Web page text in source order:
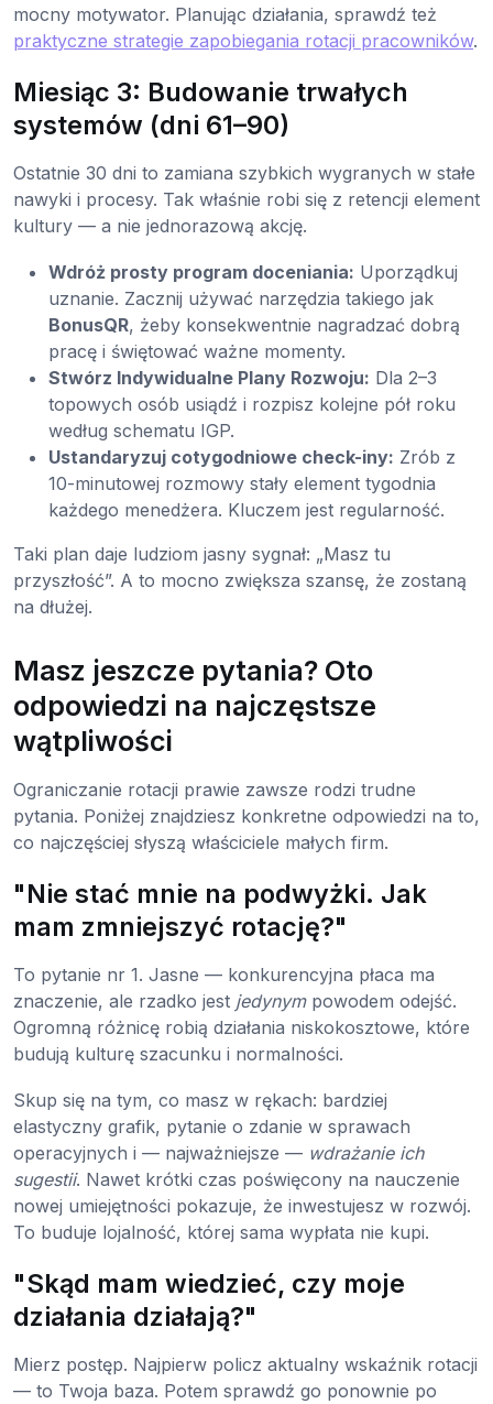
mocny motywator. Planując działania, sprawdź też
praktyczne strategie zapobiegania rotacji pracowników.
Miesiąc 3: Budowanie trwałych
systemów (dni 61–90)
Ostatnie 30 dni to zamiana szybkich wygranych w stałe
nawyki i procesy. Tak właśnie robi się z retencji element
kultury — a nie jednorazową akcję.
Wdróż prosty program doceniania: Uporządkuj
uznanie. Zacznij używać narzędzia takiego jak
BonusQR, żeby konsekwentnie nagradzać dobrą
pracę i świętować ważne momenty.
Stwórz Indywidualne Plany Rozwoju: Dla 2–3
topowych osób usiądź i rozpisz kolejne pół roku
według schematu IGP.
Ustandaryzuj cotygodniowe check-iny: Zrób z
10-minutowej rozmowy stały element tygodnia
każdego menedżera. Kluczem jest regularność.
Taki plan daje ludziom jasny sygnał: „Masz tu
przyszłość”. A to mocno zwiększa szansę, że zostaną
na dłużej.
Masz jeszcze pytania? Oto
odpowiedzi na najczęstsze
wątpliwości
Ograniczanie rotacji prawie zawsze rodzi trudne
pytania. Poniżej znajdziesz konkretne odpowiedzi na to,
co najczęściej słyszą właściciele małych firm.
"Nie stać mnie na podwyżki. Jak
mam zmniejszyć rotację?"
To pytanie nr 1. Jasne — konkurencyjna płaca ma
znaczenie, ale rzadko jest jedynympowodem odejść.
Ogromną różnicę robią działania niskokosztowe, które
budują kulturę szacunku i normalności.
Skup się na tym, co masz w rękach: bardziej
elastyczny grafik, pytanie o zdanie w sprawach
operacyjnych i — najważniejsze — wdrażanie ich
sugestii. Nawet krótki czas poświęcony na nauczenie
nowej umiejętności pokazuje, że inwestujesz w rozwój.
To buduje lojalność, której sama wypłata nie kupi.
"Skąd mam wiedzieć, czy moje
działania działają?"
Mierz postęp. Najpierw policz aktualny wskaźnik rotacji
— to Twoja baza. Potem sprawdź go ponownie po